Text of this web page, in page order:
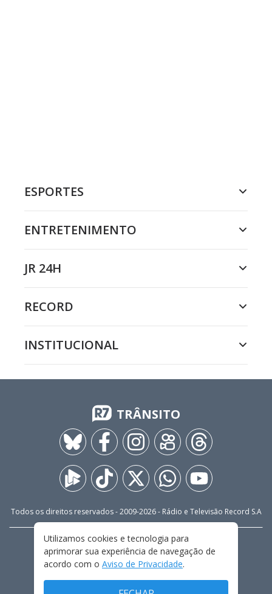
ESPORTES
ENTRETENIMENTO
JR 24H
RECORD
INSTITUCIONAL
TRÂNSITO
Todos os direitos reservados - 2009-2026- Rádio e Televisão Record S.A
FALE CONOSCO
PRIVACIDADE
TERMOS E CONDIÇÕES DE USO
Utilizamos cookies e tecnologia para
aprimorar sua experiência de navegação de
acordo com o Aviso de Privacidade.